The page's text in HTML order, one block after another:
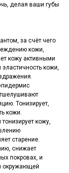
делая ваши губы
за счёт чего
кожи,
кожу активными
кожи,
Тонизирует,
кожи.
кожу,
старение.
снижает
покровах, и
окружающей